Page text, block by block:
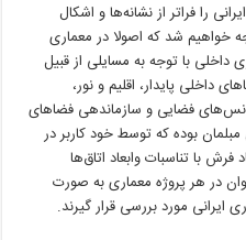
را فراتر از نشانه‌ها و اشکال
خواهیم شد که اصولا در معماری
داخلی با توجه به مسایلی از قبیل
داخلی پایدار، اقلیم و نور،
فضایی و سازماندهی فضاهای
بوده که توسط خود کاربر در
با تناسبات وابعاد اتاق‌ها
در هر پروژه معماری به صورت
ایرانی مورد بررسی قرار گیرند.